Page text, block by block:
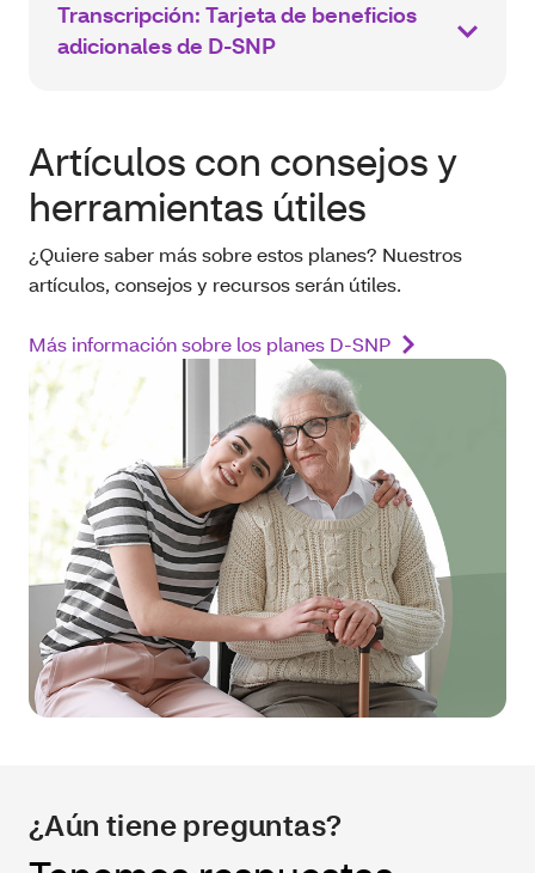
Transcripción: Tarjeta de beneficios
adicionales de D‑SNP
Artículos con consejos y
herramientas útiles
¿Quiere saber más sobre estos planes? Nuestros
artículos, consejos y recursos serán útiles.
Más información sobre los planes D-SNP
¿Aún tiene preguntas?